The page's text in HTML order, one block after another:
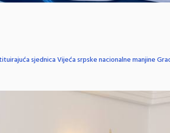
sjednica Vijeća srpske nacionalne manjine